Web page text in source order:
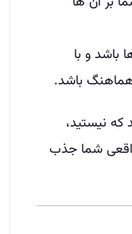
باشد و با
باشد.
که نیستید،
شما جذب